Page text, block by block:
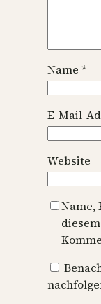
Name *
E-Mail-
Website
Name,